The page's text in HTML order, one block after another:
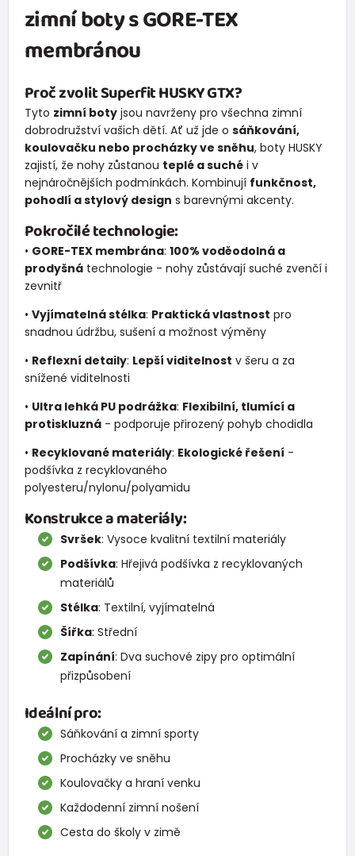
zimní boty s GORE-TEX
membránou
Proč zvolit Superfit HUSKY GTX?
Tyto zimní botyjsou navrženy pro všechna zimní
dobrodružství vašich dětí. Ať už jde o sáňkování,
koulovačku nebo procházky ve sněhu, boty HUSKY
zajistí, že nohy zůstanou teplé a suchéi v
nejnáročnějších podmínkách. Kombinují funkčnost,
pohodlí a stylový design s barevnými akcenty.
Pokročilé technologie:
• GORE-TEX membrána: 100% voděodolná a
prodyšnátechnologie - nohy zůstávají suché zvenčí i
zevnitř
• Vyjímatelná stélka: Praktická vlastnost pro
snadnou údržbu, sušení a možnost výměny
• Reflexní detaily: Lepší viditelnost v šeru a za
snížené viditelnosti
• Ultra lehká PU podrážka: Flexibilní, tlumící a
protiskluzná- podporuje přirozený pohyb chodidla
• Recyklované materiály: Ekologické řešení -
podšívka z recyklovaného
polyesteru/nylonu/polyamidu
Konstrukce a materiály:
Svršek: Vysoce kvalitní textilní materiály
Podšívka: Hřejivá podšívka z recyklovaných
materiálů
Stélka: Textilní, vyjímatelná
Šířka: Střední
Zapínání: Dva suchové zipy pro optimální
přizpůsobení
Ideální pro:
Sáňkování a zimní sporty
Procházky ve sněhu
Koulovačky a hraní venku
Každodenní zimní nošení
Cesta do školy v zimě